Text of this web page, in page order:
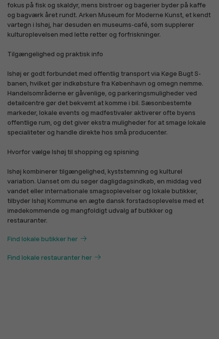
Gaver og specielle
lejligheder
Hobby og håndværk
Merchandise Alle afdelinger
fokus på fisk og skaldyr, mens bistroer og bagerier byder på kaffe
og bagværk året rundt. Arken Museum for Moderne Kunst, et kendt
vartegn i Ishøj, har desuden en museums-café, som supplerer
kulturoplevelsen med lette retter og forfriskninger.
Tilgængelighed og praktisk info
Ishøj er godt forbundet med offentlig transport via Køge Bugt S-
banen, hvilket gør indkøbsture fra København og omegn nemme.
Handelsområderne er gåvenlige, og parkeringsmuligheder ved
detailcentre gør det bekvemt at komme i bil. Sæsonbestemte
markeder, lokale events og madfestivaler aktiverer ofte byens
offentlige rum, og det giver ekstra muligheder for at smage lokale
specialiteter og handle direkte hos små producenter.
Hvorfor vælge Ishøj til shopping og spisning
Ishøj kombinerer tilgængelighed, kyststemning og kulturel
variation. Uanset om du søger dagligdagsindkøb, en middag ved
vandet eller internationale smagsoplevelser og lokale butikker,
tilbyder Ishøj Kommune en ægte dansk forstadsoplevelse med et
imødekommende og mangfoldigt udvalg af butikker og
Find lokale butikker her
Find lokale restauranter her